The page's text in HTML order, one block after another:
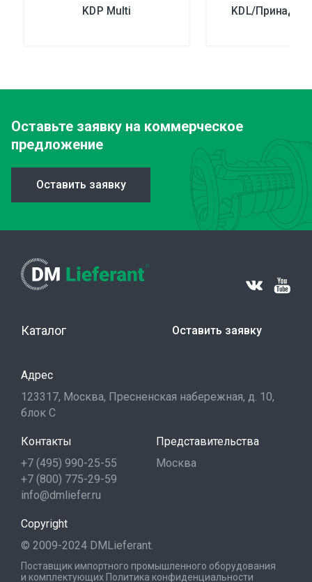
KDP Multi KDL/
Оставьте заявку на коммерческое
предложение
Оставить заявку
Каталог Оставить заявку
Адрес
123317, Москва, Пресненская набережная, д. 10,
блок С
Контакты
+7 (495) 990-25-55
+7 (800) 775-29-59
info@dmliefer.ru
Представительства
Москва
Copyright
© 2009-2024 DMLieferant.
Поставщик импортного промышленного оборудования
и комплектующих Политика конфиденциальности